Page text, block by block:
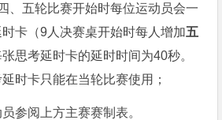
、五轮比赛开始时每位运动员会一
时卡（9人决赛桌开始时每人增加五
思考延时卡的延时时间为40秒。
时卡只能在当轮比赛使用；
参阅上方主赛赛制表。